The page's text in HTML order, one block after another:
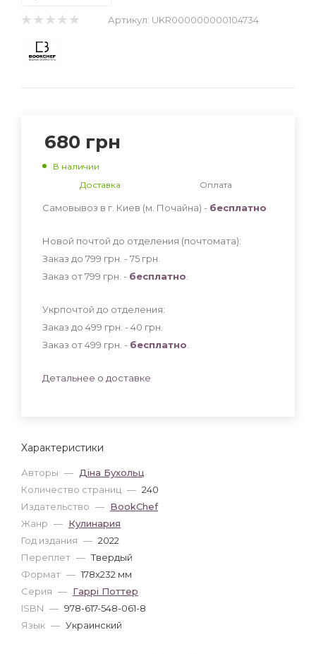
Артикул: UKR000000000104734
Характеристики
Авторы — Діна Бухольц
Количество страниц — 240
Издательство — BookChef
Жанр — Кулинария
Год издания — 2022
Переплет — Твердый
Формат — 178x232 мм
Серия — Гаррі Поттер
ISBN — 978-617-548-061-8
Язык — Украинский
680 грн
В наличии
Доставка
Оплата
Самовывоз в г. Киев (м. Почайна) - бесплатно
Новой почтой до отделения (почтомата):
Заказ до 799 грн. - 75 грн
Заказ от 799 грн. - бесплатно
Укрпочтой до отделения:
Заказ до 499 грн. - 40 грн
Заказ от 499 грн. - бесплатно
Детальнее о доставке